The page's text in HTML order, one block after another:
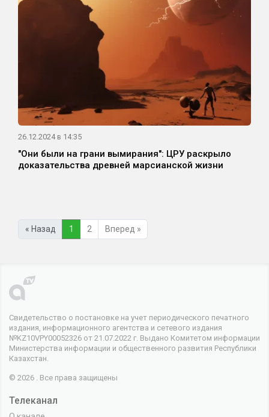
26.12.2024 в 14:35
"Они были на грани вымирания": ЦРУ раскрыло
доказательства древней марсианской жизни
« Назад 1 2 Вперед »
Свидетельство о постановке на учет периодического печатного
издания, информационного агентства и сетевого издания
№KZ10VPY00052326 от 21.07.2022 г. Выдано Комитетом информации
Министерства информации и общественного развития Республики
Казахстан.
© 2026 . Все права защищены
Телеканал